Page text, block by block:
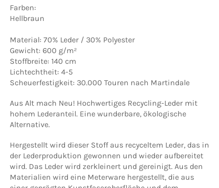
Farben:
Hellbraun
Material: 70% Leder / 30% Polyester
Gewicht: 600 g/m²
Stoffbreite: 140 cm
Lichtechtheit: 4-5
Scheuerfestigkeit: 30.000 Touren nach Martindale
Aus Alt mach Neu! Hochwertiges Recycling-Leder mit
hohem Lederanteil. Eine wunderbare, ökologische
Alternative.
Hergestellt wird dieser Stoff aus recyceltem Leder, das in
der Lederproduktion gewonnen und wieder aufbereitet
wird. Das Leder wird zerkleinert und gereinigt. Aus den
Materialien wird eine Meterware hergestellt, die aus